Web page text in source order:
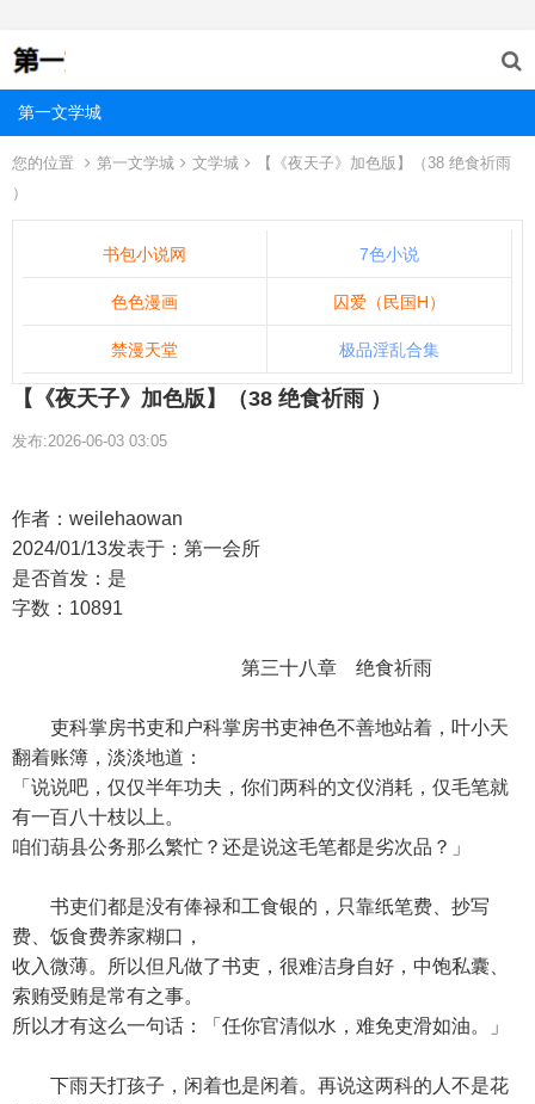
第一文学城
您的位置 第一文学城 文学城
【《夜天子》加色版】（38 绝食祈雨
）
书包小说网 7色小说
色色漫画 囚爱（民国H）
禁漫天堂 极品淫乱合集
【《夜天子》加色版】（38 绝食祈雨 ）
发布:2026-06-03 03:05
作者：weilehaowan
2024/01/13发表于：第一会所
是否首发：是
字数：10891
第三十八章 绝食祈雨
吏科掌房书吏和户科掌房书吏神色不善地站着，叶小天
翻着账簿，淡淡地道：
「说说吧，仅仅半年功夫，你们两科的文仪消耗，仅毛笔就
有一百八十枝以上。
咱们葫县公务那么繁忙？还是说这毛笔都是劣次品？」
书吏们都是没有俸禄和工食银的，只靠纸笔费、抄写
费、饭食费养家糊口，
收入微薄。所以但凡做了书吏，很难洁身自好，中饱私囊、
索贿受贿是常有之事。
所以才有这么一句话：「任你官清似水，难免吏滑如油。」
下雨天打孩子，闲着也是闲着。再说这两科的人不是花